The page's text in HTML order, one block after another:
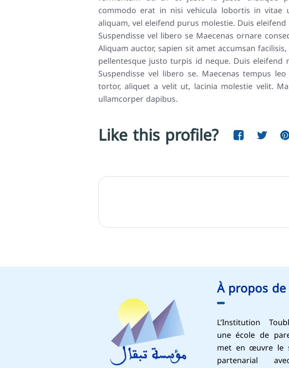
commodo erat in nisi vehicula lobortis in vitae
aliquam, vel eleifend purus molestie. Duis
Suspendisse vel libero se Maecenas ornare
Aliquam auctor, sapien sit amet accumsan
pellentesque justo turpis id neque. Duis
Suspendisse vel libero se. Maecenas tempus
tortor, aliquet a velit ut, lacinia molestie velit.
ullamcorper dapibus.
Like this profile?
À propos
L’Institution
une école de
met en œuvre le
partenarial